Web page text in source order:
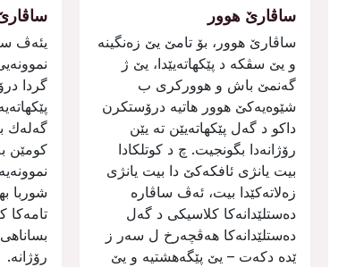
ساڤارێ ھوور
ساڤارێ ھوور، بۆ تامێ یێ زەنگینە
و یێ سڤكە د پێكھاتەیێدا، یێ ژ
گەنمێ باش و ھووركری ب
شێوەیەكێ ھوور ھاتیە درۆستكرن
داكو د گەل پێكھاتەیێن تە یێن
رۆژانەدا بگونجیت. چ د كوتلكادا
بیت یانژی ئافكەكێ دا بیت یانژی
زەلاتەكێدا بیت، ئەڤ ساڤارە
دەستلێدانەكا كلاسیكی د گەل
دەستلێدانەكا ھەڤچەرخ ل سەر ز
ێدە دكەت – یێ پێگەھشتیە و یێ
يئەڤ
گردا
گەلەك
كومێن
شوربا
تامەكا
رۆژانە.